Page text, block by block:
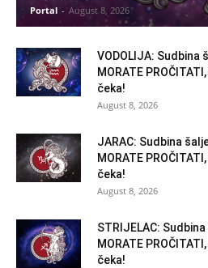
Portal - August 8, 2026
VODOLIJA: Sudbina
MORATE
čeka!
August 8, 2026
JARAC: Sudbina
MORATE
čeka!
August 8, 2026
STRIJELAC:
MORATE
čeka!